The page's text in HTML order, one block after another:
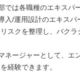
では各職種のエキスパ
入/運用設計のエキス
スクを整理し、バク
ネージャーとして、エ
経験できます。